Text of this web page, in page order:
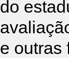
do
e outras